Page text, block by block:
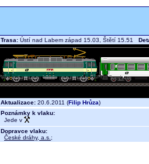
Trasa: Ústí nad Labem západ 15.03, Štětí 15.51
Aktualizace: 20.6.2011 (Filip Hrůza)
Poznámky k vlaku:
Jede v
Dopravce vlaku:
České dráhy, a.s. ;